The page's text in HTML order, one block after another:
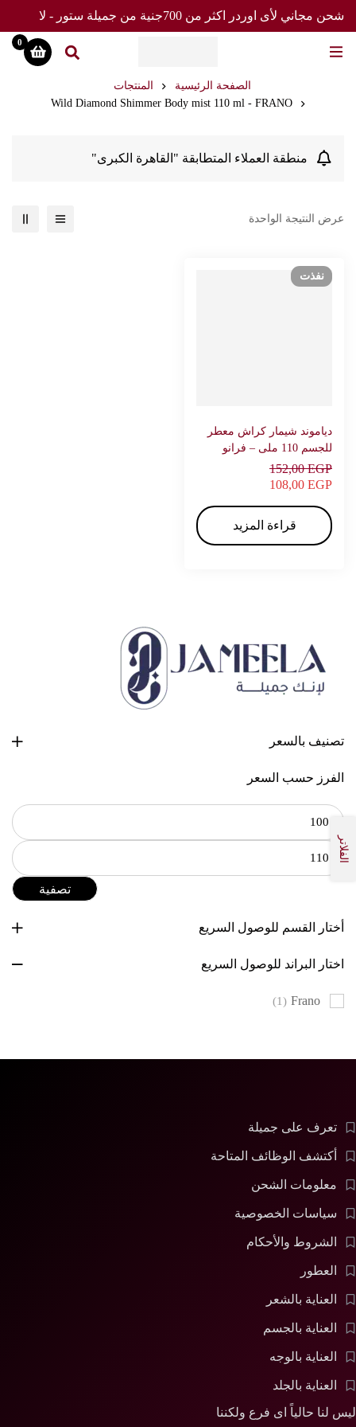
شحن مجاني لأى اوردر اكثر من 700جنية من جميلة ستور - لا
تفوت العرض
0
الصفحة الرئيسية
المنتجات
Wild Diamond Shimmer Body mist 110 ml - FRANO
تصنيف بالسعر
الفرز حسب السعر
تصفية
أختار القسم للوصول السريع
اختار البراند للوصول السريع
Frano
(1)
الفلاتر
منطقة العملاء المتطابقة "القاهرة الكبرى"
عرض النتيجة الواحدة
نفذت
دياموند شيمار كراش معطر
للجسم 110 ملى – فرانو
152,00EGP
108,00 EGP
قراءة المزيد
تعرف على جميلة
أكتشف الوظائف المتاحة
معلومات الشحن
سياسات الخصوصية
الشروط والأحكام
العطور
العناية بالشعر
العناية بالجسم
العناية بالوجه
العناية بالجلد
ليس لنا حالياً اى فرع ولكننا